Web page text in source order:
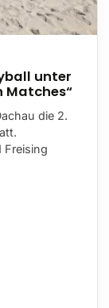
unter
Matches“
die 2.
Freising